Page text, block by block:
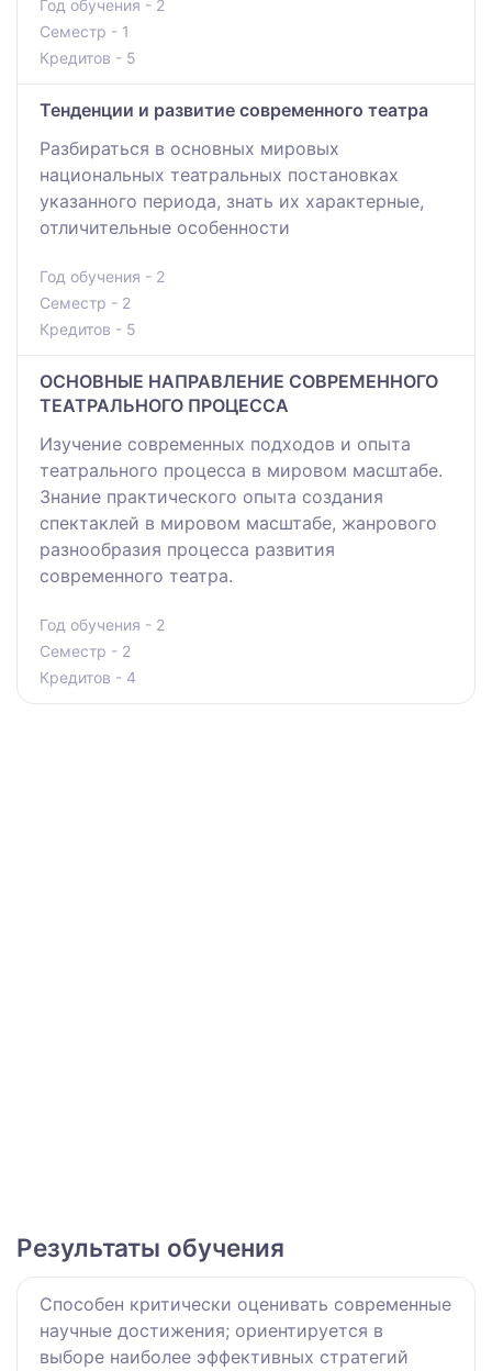
Год обучения - 2
Семестр - 1
Кредитов - 5
Тенденции и развитие современного театра
Разбираться в основных мировых
национальных театральных постановках
указанного периода, знать их характерные,
отличительные особенности
Год обучения - 2
Семестр - 2
Кредитов - 5
ОСНОВНЫЕ НАПРАВЛЕНИЕ СОВРЕМЕННОГО
ТЕАТРАЛЬНОГО ПРОЦЕССА
Изучение современных подходов и опыта
театрального процесса в мировом масштабе.
Знание практического опыта создания
спектаклей в мировом масштабе, жанрового
разнообразия процесса развития
современного театра.
Год обучения - 2
Семестр - 2
Кредитов - 4
Результаты обучения
Способен критически оценивать современные
научные достижения; ориентируется в
выборе наиболее эффективных стратегий